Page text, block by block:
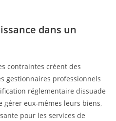
dans un
contraintes créent des
gestionnaires professionnels
réglementaire dissuade
eux-mêmes leurs biens,
pour les services de